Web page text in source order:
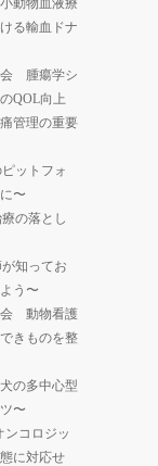
る輸血ドナ
会 腫瘍学シ
QOL向上
管理の重要
トフォ
〜
落とし
ってお
う〜
会 動物看護
きものを整
中心型
〜
ロジッ
に対応せ